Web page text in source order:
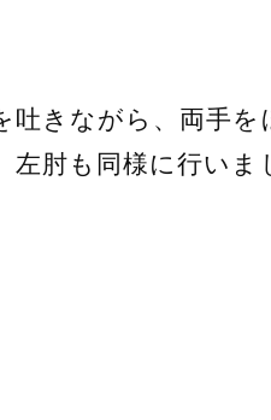
吐きながら、両手を
左肘も同様に行いま